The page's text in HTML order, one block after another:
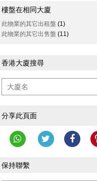
樓盤在相同大廈
此物業的其它出租盤 (1)
此物業的其它出售盤 (11)
香港大廈搜尋
分享此頁面
保持聯繫